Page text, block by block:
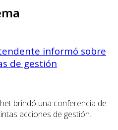
informó sobre
de gestión
brindó una conferencia de
acciones de gestión.